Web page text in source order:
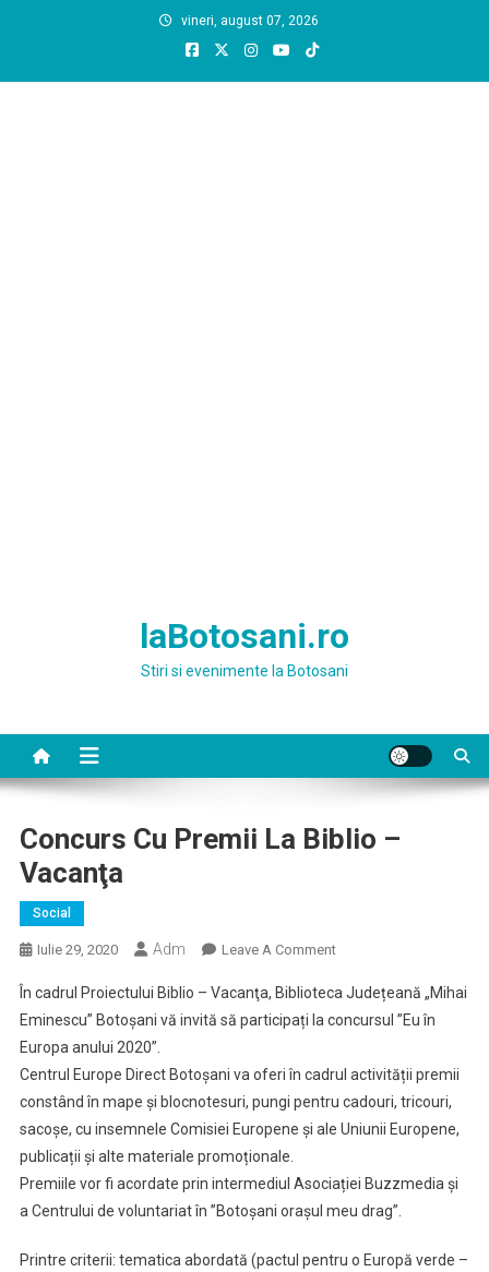
vineri, august 07, 2026
laBotosani.ro
Stiri si evenimente la Botosani
Concurs Cu Premii La Biblio –
Vacanţa
Social
Iulie 29, 2020 Adm Leave A CommentOn
Cu
Premii
Biblio
–
Vacanţa
În cadrul Proiectului Biblio – Vacanţa, Biblioteca Județeană „Mihai
Eminescu” Botoșani vă invită să participați la concursul ”Eu în
Europa anului 2020”.
Centrul Europe Direct Botoșani va oferi în cadrul activității premii
constând în mape și blocnotesuri, pungi pentru cadouri, tricouri,
sacoșe, cu insemnele Comisiei Europene și ale Uniunii Europene,
publicații și alte materiale promoționale.
Premiile vor fi acordate prin intermediul Asociației Buzzmedia și
a Centrului de voluntariat în ”Botoșani orașul meu drag”.
Printre criterii: tematica abordată (pactul pentru o Europă verde –